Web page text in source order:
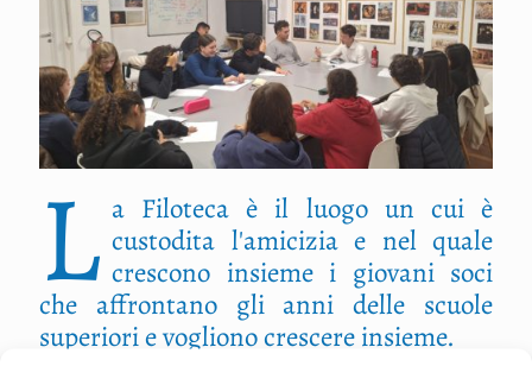
L a Filoteca è il luogo un cui è
custodita l'amicizia e nel quale
crescono insieme i giovani soci
che affrontano gli anni delle scuole
superiori e vogliono crescere insieme.